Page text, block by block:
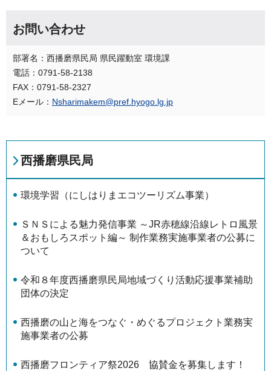
お問い合わせ
部署名：西播磨県民局 県民躍動室 環境課
電話：0791-58-2138
FAX：0791-58-2327
Eメール： Nsharimakem@pref.hyogo.lg.jp
西播磨県民局
環境学習（にしはりまエコツーリズム事業）
ＳＮＳによる魅力発信事業 ～JR赤穂線沿線レトロ風景
＆おもしろスポット編～ 制作業務実施事業者の公募に
ついて
令和８年度西播磨県民局地域づくり活動応援事業補助
団体の決定
西播磨の山と海をつなぐ・めぐるプロジェクト業務実
施事業者の公募
西播磨フロンティア祭2026 協賛金を募集します！